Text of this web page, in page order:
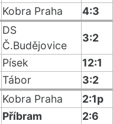
Kobra Praha 4:3
DS
Č.Budějovice
3:2
Písek
12:1
Tábor
3:2
Kobra Praha
2:1p
Příbram
2:6